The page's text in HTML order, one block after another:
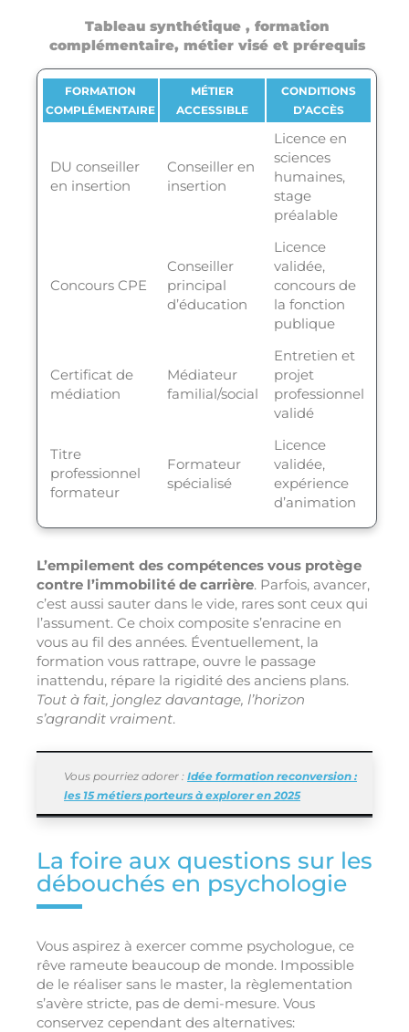
Tableau synthétique , formation
complémentaire, métier visé et prérequis
FORMATION
COMPLÉMENTAIRE
MÉTIER
ACCESSIBLE
CONDITIONS
D’ACCÈS
DU conseiller
en insertion
Conseiller en
insertion
Licence en
sciences
humaines,
stage
préalable
Concours CPE
Conseiller
principal
d’éducation
Licence
validée,
concours de
la fonction
publique
Certificat de
médiation
Médiateur
familial/social
Entretien et
projet
professionnel
validé
Titre
professionnel
formateur
Formateur
spécialisé
Licence
validée,
expérience
d’animation
L’empilement des compétences vous protège
contre l’immobilité de carrière. Parfois, avancer,
c’est aussi sauter dans le vide, rares sont ceux qui
l’assument. Ce choix composite s’enracine en
vous au fil des années. Éventuellement, la
formation vous rattrape, ouvre le passage
inattendu, répare la rigidité des anciens plans.
Tout à fait, jonglez davantage, l’horizon
s’agrandit vraiment.
Vous pourriez adorer : Idée formation reconversion :
les 15 métiers porteurs à explorer en 2025
La foire aux questions sur les
débouchés en psychologie
Vous aspirez à exercer comme psychologue, ce
rêve rameute beaucoup de monde. Impossible
de le réaliser sans le master, la règlementation
s’avère stricte, pas de demi-mesure. Vous
conservez cependant des alternatives: